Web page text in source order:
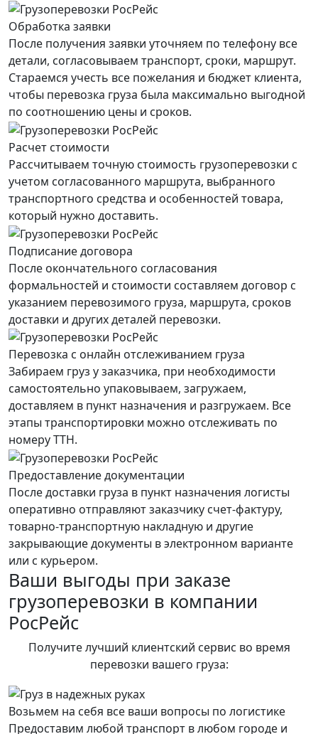
Обработка заявки
После получения заявки уточняем по телефону все
детали, согласовываем транспорт, сроки, маршрут.
Стараемся учесть все пожелания и бюджет клиента,
чтобы перевозка груза была максимально выгодной
по соотношению цены и сроков.
Расчет стоимости
Рассчитываем точную стоимость грузоперевозки с
учетом согласованного маршрута, выбранного
транспортного средства и особенностей товара,
который нужно доставить.
Подписание договора
После окончательного согласования
формальностей и стоимости составляем договор с
указанием перевозимого груза, маршрута, сроков
доставки и других деталей перевозки.
Перевозка с онлайн отслеживанием груза
Забираем груз у заказчика, при необходимости
самостоятельно упаковываем, загружаем,
доставляем в пункт назначения и разгружаем. Все
этапы транспортировки можно отслеживать по
номеру ТТН.
Предоставление документации
После доставки груза в пункт назначения логисты
оперативно отправляют заказчику счет-фактуру,
товарно-транспортную накладную и другие
закрывающие документы в электронном варианте
или с курьером.
Ваши выгоды при заказе
грузоперевозки в компании
РосРейс
Получите лучший клиентский сервис во время
перевозки вашего груза:
Возьмем на себя все ваши вопросы по логистике
Предоставим любой транспорт в любом городе и